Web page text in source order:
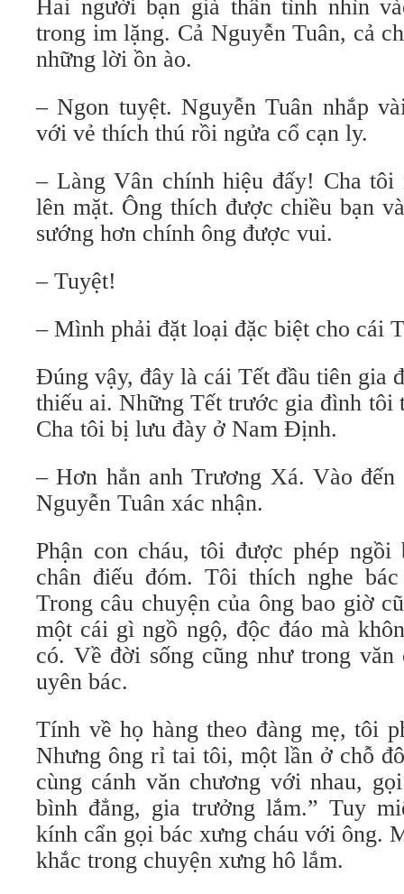
Hai người bạn già thân tình nhìn
trong im lặng. Cả Nguyễn Tuân, cả
những lời ồn ào.
– Ngon tuyệt. Nguyễn Tuân nhắp
với vẻ thích thú rồi ngửa cổ cạn ly.
– Làng Vân chính hiệu đấy! Cha
lên mặt. Ông thích được chiều bạn
sướng hơn chính ông được vui.
– Tuyệt!
– Mình phải đặt loại đặc biệt cho cái
Ðúng vậy, đây là cái Tết đầu tiên gia
thiếu ai. Những Tết trước gia đình tôi
Cha tôi bị lưu đày ở Nam Ðịnh.
– Hơn hẳn anh Trương Xá. Vào
Nguyễn Tuân xác nhận.
Phận con cháu, tôi được phép ngồi
chân điếu đóm. Tôi thích nghe
Trong câu chuyện của ông bao giờ
một cái gì ngồ ngộ, độc đáo mà
có. Về đời sống cũng như trong
uyên bác.
Tính về họ hàng theo đàng mẹ, tôi
Nhưng ông rỉ tai tôi, một lần ở chỗ
cùng cánh văn chương với nhau,
bình đẳng, gia trưởng lắm.” Tuy
kính cẩn gọi bác xưng cháu với ông.
khắc trong chuyện xưng hô lắm.